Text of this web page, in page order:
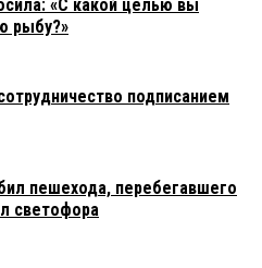
«С какой целью вы
рыбу?»
подписанием
пешехода, перебегавшего
светофора